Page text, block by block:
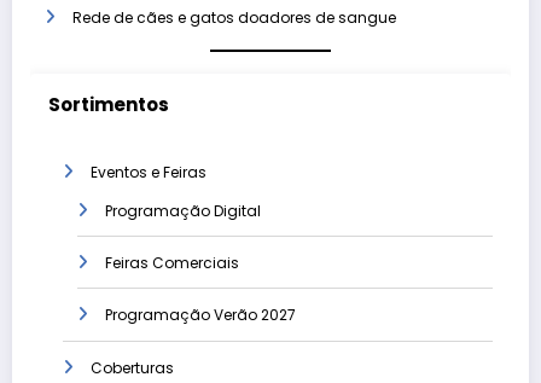
Rede de cães e gatos doadores de sangue
Sortimentos
Eventos e Feiras
Programação Digital
Feiras Comerciais
Programação Verão 2027
Coberturas